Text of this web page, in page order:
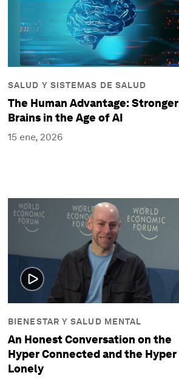
SALUD Y SISTEMAS DE SALUD
The Human Advantage: Stronger
Brains in the Age of AI
15 ene, 2026
BIENESTAR Y SALUD MENTAL
An Honest Conversation on the
Hyper Connected and the Hyper
Lonely